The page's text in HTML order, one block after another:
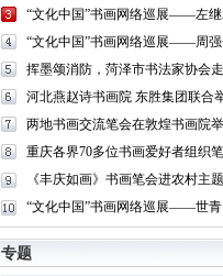
“文化中国”书画网络巡展——左
“文化中国”书画网络巡展——周
河北燕赵诗书画院 东胜集团联合
两地书画交流笔会在敦煌书画院
重庆各界70多位书画爱好者组织
《丰庆如画》书画笔会进农村主
“文化中国”书画网络巡展——世青
专题